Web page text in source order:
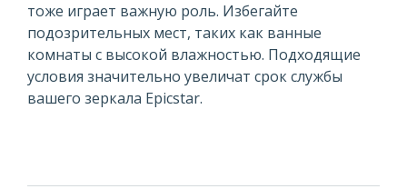
тоже играет важную роль. Избегайте
подозрительных мест, таких как ванные
комнаты с высокой влажностью. Подходящие
условия значительно увеличат срок службы
вашего зеркала Epicstar.